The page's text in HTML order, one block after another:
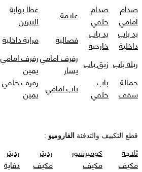
صدام
امامي
صدام
خلفي
علامة
غطا بوابة
البنزين
يد باب
داخلية
يد باب
خارجية
فصالية مراية داخلية
ربلة باب زيق باب رفرف امامي
يسار
رفرف امامي
يمين
حمالة
سقف
باب
خلفي
باب امامي رفرف خلفي
يمين
قطع التكييف والتدفئة الفاروميو :
ثلاجة
مكيف
كومبرسور
مكيف
رديتر
مكيف
رديتر
دفاية